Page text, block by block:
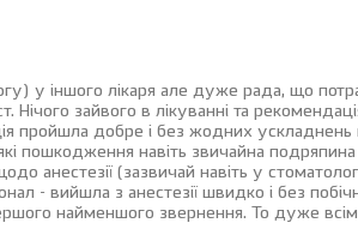
у іншого лікаря але дуже рада, що
зайвого в лікуванні та
пройшла добре і без жодних ускладнень
пошкодження навіть звичайна подряпина
анестезії (зазвичай навіть у
- вийшла з анестезії швидко і без
найменшого звернення. То дуже